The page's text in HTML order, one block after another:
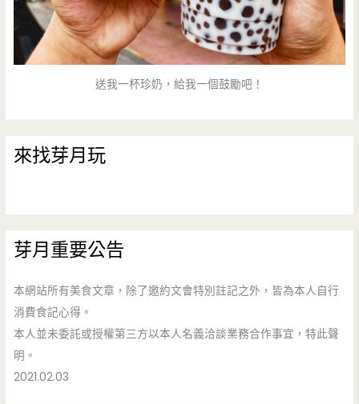
送我一杯珍奶，給我一個鼓勵吧！
來找芽月玩
芽月重要公告
本網站所有美食文章，除了邀約文會特別註記之外，皆為本人自行
消費食記心得。
本人並未委託或授權第三方以本人名義洽談業務合作事宜，特此聲
明。
2021.02.03